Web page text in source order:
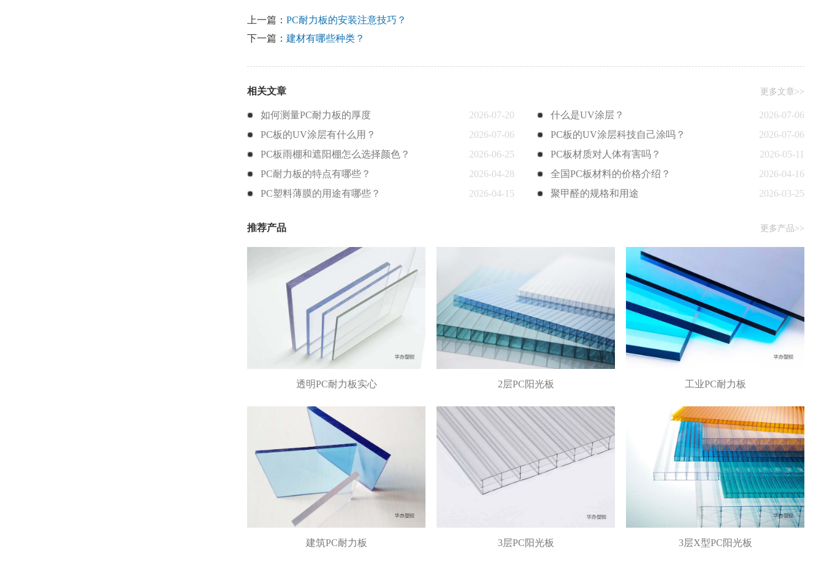
上一篇：PC耐力板的安装注意技巧？
下一篇：建材有哪些种类？
相关文章 更多文章>>
如何测量PC耐力板的厚度 2026-07-20 什么是UV涂层？
2026-07-06
PC板的UV涂层有什么用？
2026-07-06 PC板的UV涂层科技自己涂吗？
2026-07-06
PC板雨棚和遮阳棚怎么选择颜色？
2026-06-25 PC板材质对人体有害吗？
2026-05-11
PC耐力板的特点有哪些？
2026-04-28 全国PC板材料的价格介绍？
2026-04-16
PC塑料薄膜的用途有哪些？
2026-04-15 聚甲醛的规格和用途 2026-03-25
推荐产品 更多产品>>
透明PC耐力板实心 2层PC阳光板 工业PC耐力板
建筑PC耐力板 3层PC阳光板 3层X型PC阳光板